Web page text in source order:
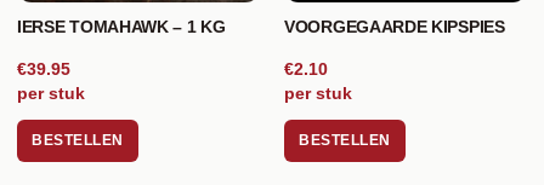
IERSE TOMAHAWK – 1 KG
€39.95
per stuk
BESTELLEN
VOORGEGAARDE KIPSPIES
€2.10
per stuk
BESTELLEN